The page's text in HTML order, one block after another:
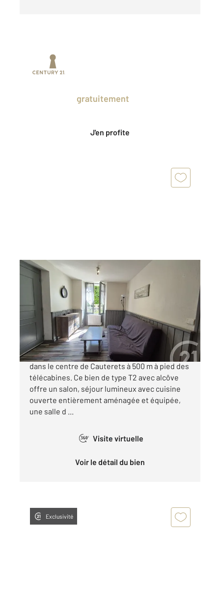
gratuitement
J'en profite
CAUTERETS 65
39,58 m
, 2 pièces
Ref : 4023
Appartement F2 à vendre
139 100 €
A DECOUVRIR ce charmant appartement situé
dans le centre de Cauterets à 500 m à pied des
télécabines. Ce bien de type T2 avec alcôve
offre un salon, séjour lumineux avec cuisine
ouverte entièrement aménagée et équipée,
une salle d ...
360° Visite virtuelle
Voir le détail du bien
Exclusivité